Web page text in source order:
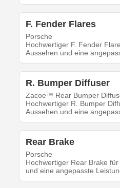
F. Fender Flares
Porsche
Hochwertiger F. Fender
Aussehen und eine
R. Bumper Diffuser
Zacoe™ Rear Bumper
Hochwertiger R. Bumper
Aussehen und eine
Rear Brake
Porsche
Hochwertiger Rear Brake
und eine angepasste